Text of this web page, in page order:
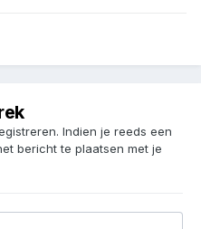
Indien je reeds een
bericht te plaatsen met je